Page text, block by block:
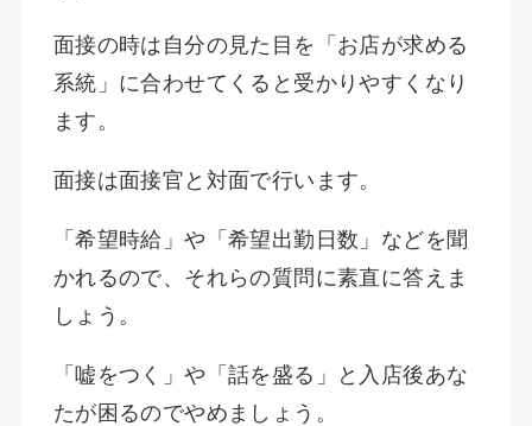
面接の時は自分の見た目を「お店が求める
系統」に合わせてくると受かりやすくなり
ます。
面接は面接官と対面で行います。
「希望時給」や「希望出勤日数」などを聞
かれるので、それらの質問に素直に答えま
しょう。
「嘘をつく」や「話を盛る」と入店後あな
たが困るのでやめましょう。